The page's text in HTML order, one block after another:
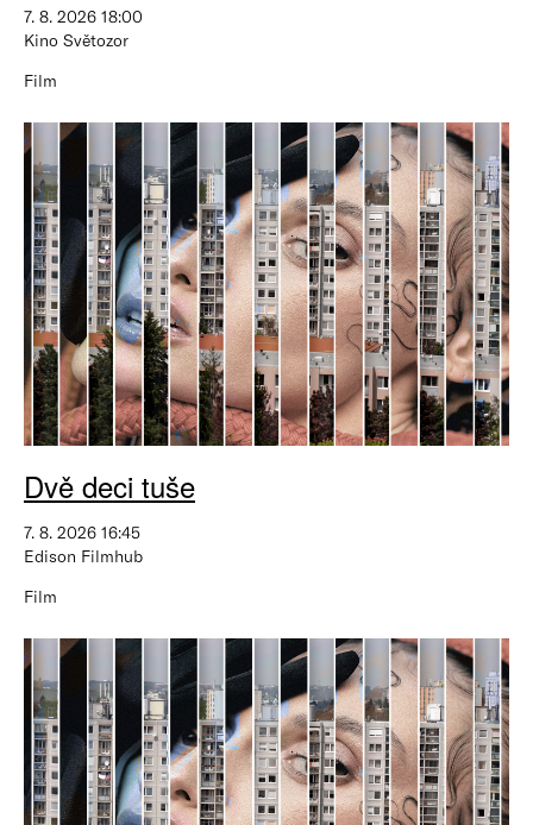
7. 8. 2026 18:00
Kino Světozor
Film
Dvě deci tuše
7. 8. 2026 16:45
Edison Filmhub
Film